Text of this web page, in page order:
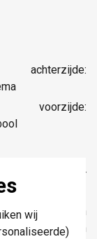
wij
voorzijde:
nissen voor
van
of automatisch